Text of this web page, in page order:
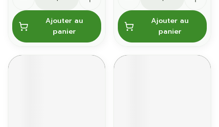
Ajouter au
panier
Ajouter au
panier